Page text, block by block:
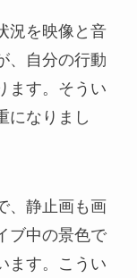
況を映像と音
、自分の行動
ます。そうい
になりまし
、静止画も画
ブ中の景色で
ます。こうい